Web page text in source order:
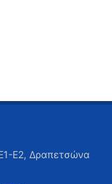
Ε2, Δραπετσώνα